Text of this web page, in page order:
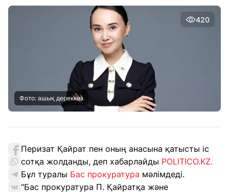
420
Фото: ашық дереккөз
Перизат Қайрат пен оның анасына қатысты іс
сотқа жолданды, деп хабарлайды POLITICO.KZ.
Бұл туралы Бас прокуратура мәлімдеді.
"Бас прокуратура П. Қайратқа және